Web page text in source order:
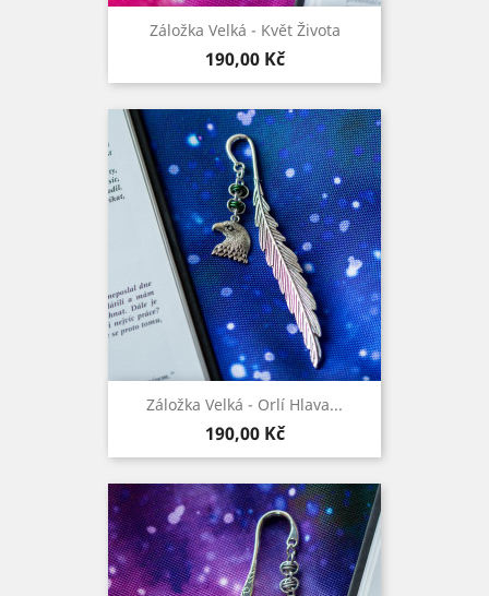
Záložka Velká - Květ Života
Cena
190,00 Kč
Záložka Velká - Orlí Hlava...
Cena
190,00 Kč